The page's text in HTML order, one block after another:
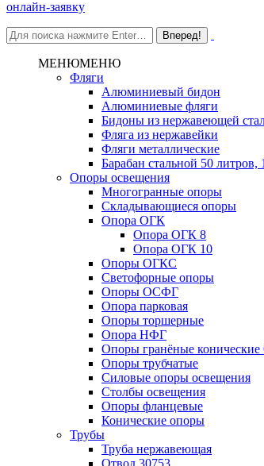
онлайн-заявку
МЕНЮМЕНЮ
Фляги
Алюминиевый бидон
Алюминиевые фляги
Бидоны из нержавеющей
Фляга из нержавейки
Фляги металлические
Барабан стальной 50
Опоры освещения
Многогранные опоры
Складывающиеся опоры
Опора ОГК
Опора ОГК 8
Опора ОГК 10
Опоры ОГКС
Светофорные опоры
Опоры ОСФГ
Опора парковая
Опоры торшерные
Опора НФГ
Опоры гранёные
Опоры трубчатые
Силовые опоры освещения
Столбы освещения
Опоры фланцевые
Конические опоры
Трубы
Труба нержавеющая
Отвод 30753